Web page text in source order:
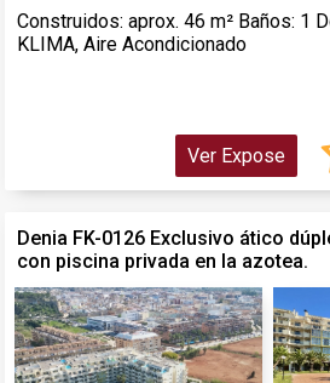
Construidos: aprox. 46 m² Baños: 1
KLIMA, Aire Acondicionado
Ver Expose
Denia FK-0126 Exclusivo ático
con piscina privada en la azotea.